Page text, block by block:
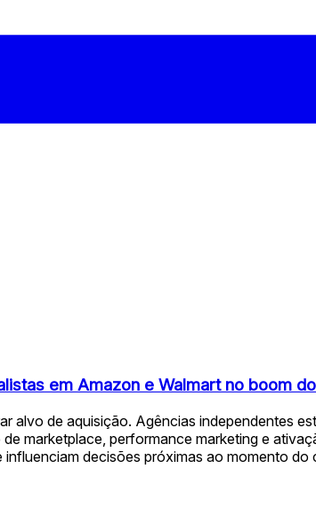
em Amazon e Walmart no boom
alvo de aquisição. Agências independentes
marketplace, performance marketing e
influenciam decisões próximas ao momento do